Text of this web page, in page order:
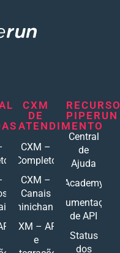
CXM
DE
ATENDIMENTO
CXM –
Completo
CXM –
Canais
Ominichannel
CXM – API
e
PIPERUN
Central
de
Ajuda
Academy
Documentações
de API
Status
dos